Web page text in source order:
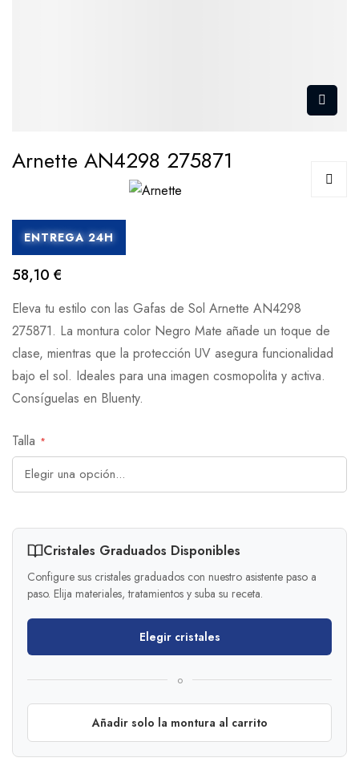
Arnette AN4298 275871
ENTREGA 24H
58,10 €
Eleva tu estilo con las Gafas de Sol Arnette AN4298
275871. La montura color Negro Mate añade un toque de
clase, mientras que la protección UV asegura funcionalidad
bajo el sol. Ideales para una imagen cosmopolita y activa.
Consíguelas en Bluenty.
Talla
Cristales Graduados Disponibles
Configure sus cristales graduados con nuestro asistente paso a
paso. Elija materiales, tratamientos y suba su receta.
Elegir cristales
o
Añadir solo la montura al carrito